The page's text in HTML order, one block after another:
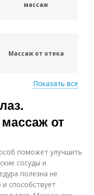
массаж
Массаж от отека
Массаж против
морщин
Показать все
от
поможет улучшить
сосуды и
полезна не
способствует